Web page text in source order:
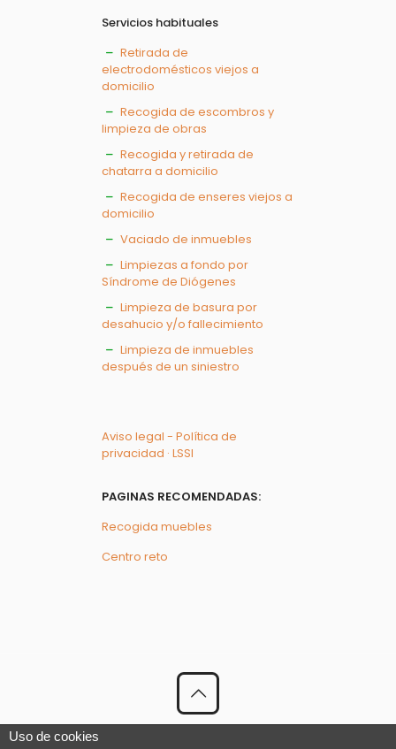
Servicios habituales
Retirada de
electrodomésticos viejos a
domicilio
Recogida de escombros y
limpieza de obras
Recogida y retirada de
chatarra a domicilio
Recogida de enseres viejos a
domicilio
Vaciado de inmuebles
Limpiezas a fondo por
Síndrome de Diógenes
Limpieza de basura por
desahucio y/o fallecimiento
Limpieza de inmuebles
después de un siniestro
Aviso legal - Política de
privacidad · LSSI
PAGINAS RECOMENDADAS:
Recogida muebles
Centro reto
© 2023 El Recogedor | Todos los Derechos Reservados
Uso de cookies